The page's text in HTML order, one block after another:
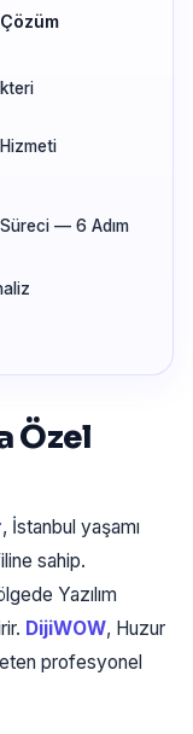
Süreci — 6 Adım
Özel
, İstanbul yaşamı
sahip.
Yazılım
DijiWOW, Huzur
profesyonel